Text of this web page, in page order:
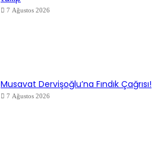
7 Ağustos 2026
Musavat Dervişoğlu’na Fındık Çağrısı!
7 Ağustos 2026